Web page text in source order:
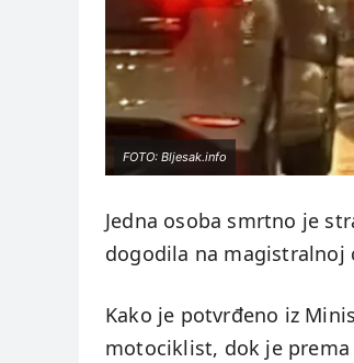
FOTO: Bljesak.info
Jedna osoba smrtno je
dogodila na magistralnoj
Kako je potvrđeno iz
motociklist, dok je